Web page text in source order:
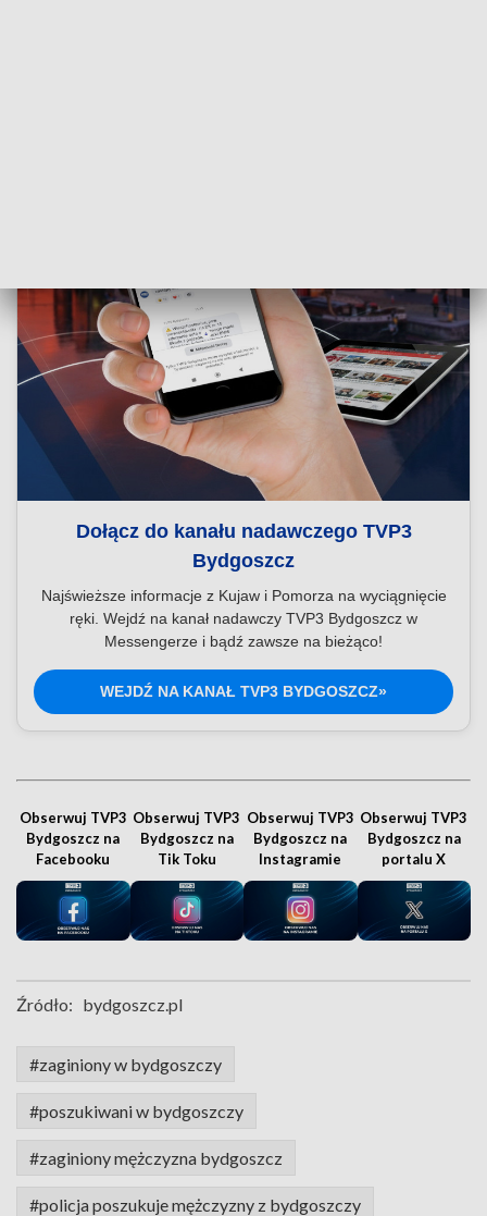
Dołącz do kanału nadawczego TVP3
Bydgoszcz
Najświeższe informacje z Kujaw i Pomorza na wyciągnięcie
ręki. Wejdź na kanał nadawczy TVP3 Bydgoszcz w
Messengerze i bądź zawsze na bieżąco!
WEJDŹ NA KANAŁ TVP3 BYDGOSZCZ»
Obserwuj TVP3
Bydgoszcz na
Facebooku
Obserwuj TVP3
Bydgoszcz na
Tik Toku
Obserwuj TVP3
Bydgoszcz na
Instagramie
Obserwuj TVP3
Bydgoszcz na
portalu X
Źródło: bydgoszcz.pl
#zaginiony w bydgoszczy
#poszukiwani w bydgoszczy
#zaginiony mężczyzna bydgoszcz
#policja poszukuje mężczyzny z bydgoszczy